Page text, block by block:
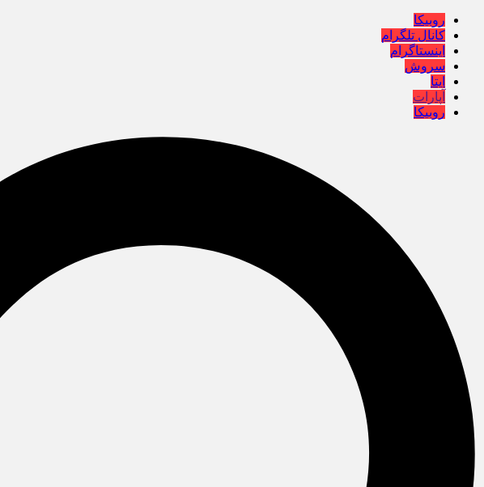
روبیکا
کانال تلگرام
اینستاگرام
سروش
ایتا
آپارات
روبیکا